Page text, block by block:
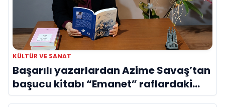
KÜLTÜR VE SANAT
Başarılı yazarlardan Azime Savaş’tan
başucu kitabı “Emanet” raflardaki
yerini aldı